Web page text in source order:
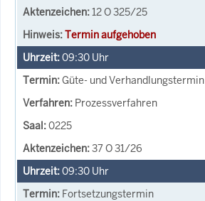
12 O 325/25
Termin aufgehoben
09:30 Uhr
Güte- und Verhandlungstermin
Prozessverfahren
0225
37 O 31/26
09:30 Uhr
Fortsetzungstermin